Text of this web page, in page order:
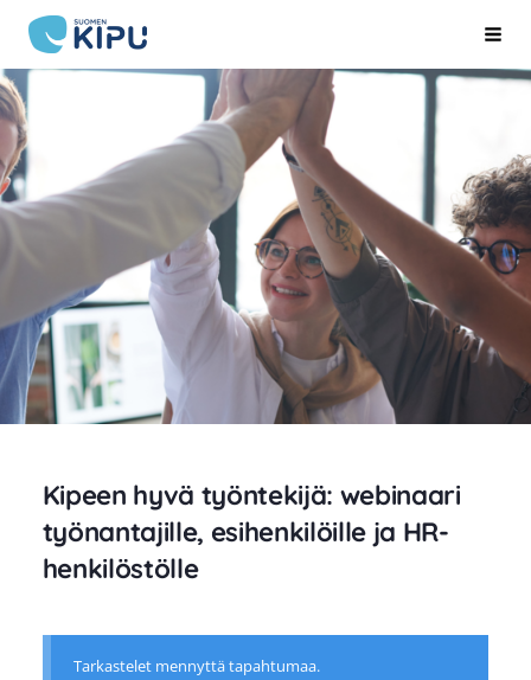
Siirry
sivun
sisältöön
Suomen Kipu ry
Kipeen hyvä työntekijä: webinaari
työnantajille, esihenkilöille ja HR-
henkilöstölle
Tarkastelet mennyttä tapahtumaa.